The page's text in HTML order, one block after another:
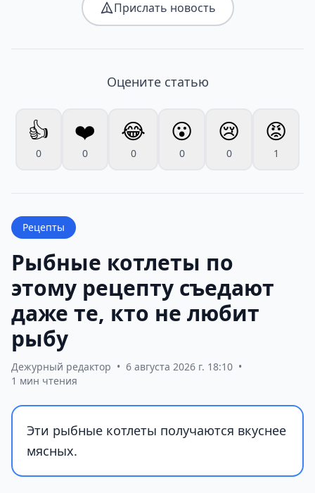
Прислать новость
Оцените статью
👍
0
❤️
0
😂
0
😮
0
😢
0
😡
1
Рецепты
Рыбные котлеты по
этому рецепту съедают
даже те, кто не любит
рыбу
Дежурный редактор • 6 августа 2026 г. 18:10 •
1 мин чтения
Эти рыбные котлеты получаются вкуснее
мясных.